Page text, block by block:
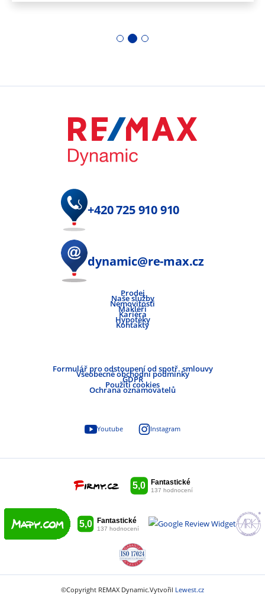
+420 725 910 910
dynamic@re-max.cz
Prodej
Naše služby
Nemovitosti
Makléři
Kariéra
Hypotéky
Kontakty
Formulář pro odstoupení od spotř. smlouvy
Všeobecné obchodní podmínky
GDPR
Použití cookies
Ochrana oznamovatelů
Youtube Instagram
©Copyright REMAX Dynamic.Vytvořil Lewest.cz